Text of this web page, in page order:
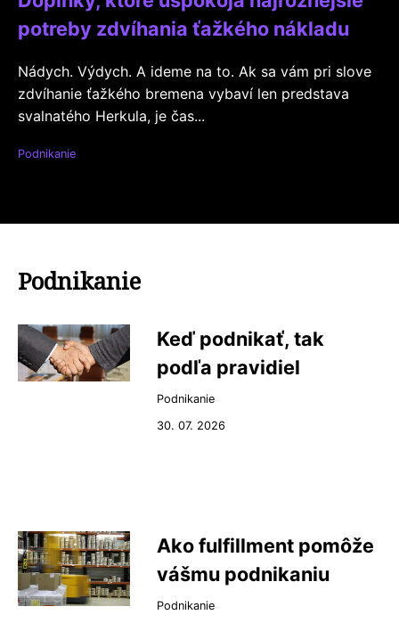
potreby zdvíhania ťažkého nákladu
Nádych. Výdych. A ideme na to. Ak sa vám pri slove
zdvíhanie ťažkého bremena vybaví len predstava
svalnatého Herkula, je čas...
Podnikanie
Podnikanie
Keď podnikať, tak
podľa pravidiel
Podnikanie
30. 07. 2026
Ako fulfillment pomôže
vášmu podnikaniu
Podnikanie